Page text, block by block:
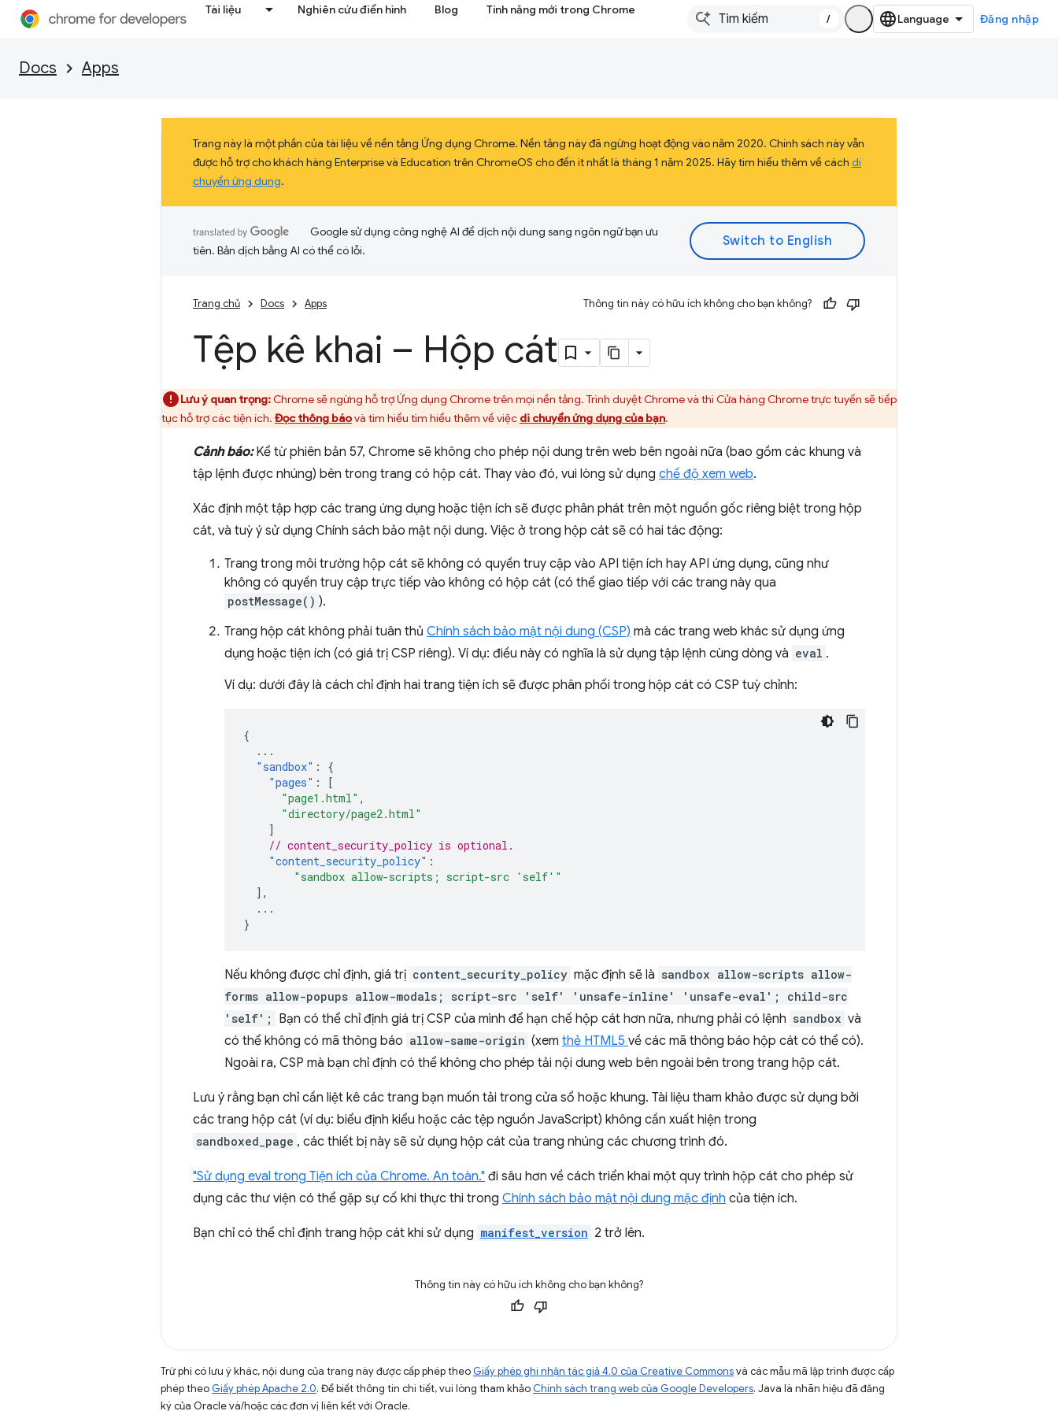
Tài liệu Nghiên cứu điển hình Blog Tính năng mới trong Chrome
/ Đăng nhập
Docs Apps
Trang này là một phần của tài liệu về nền tảng Ứng dụng Chrome. Nền tảng này đã ngừng hoạt động vào năm 2020. Chính sách này vẫn
được hỗ trợ cho khách hàng Enterprise và Education trên ChromeOS cho đến ít nhất là tháng 1 năm 2025. Hãy tìm hiểu thêm về cách di
chuyển ứng dụng.
Google sử dụng công nghệ AI để dịch nội dung sang ngôn ngữ bạn ưu
tiên. Bản dịch bằng AI có thể có lỗi.
Trang chủ Docs Apps Thông tin này có hữu ích không cho bạn không?
Tệp kê khai – Hộp cát
Lưu ý quan trọng:Chrome sẽ ngừng hỗ trợ Ứng dụng Chrome trên mọi nền tảng. Trình duyệt Chrome và thì Cửa hàng Chrome trực tuyến sẽ tiếp
tục hỗ trợ các tiện ích. Đọc thông báovà tìm hiểu tìm hiểu thêm về việc di chuyển ứng dụng của bạn.
Cảnh báo:Kể từ phiên bản 57, Chrome sẽ không cho phép nội dung trên web bên ngoài nữa (bao gồm các khung và
tập lệnh được nhúng) bên trong trang có hộp cát. Thay vào đó, vui lòng sử dụng chế độ xem web.
Xác định một tập hợp các trang ứng dụng hoặc tiện ích sẽ được phân phát trên một nguồn gốc riêng biệt trong hộp
cát, và tuỳ ý sử dụng Chính sách bảo mật nội dung. Việc ở trong hộp cát sẽ có hai tác động:
Trang trong môi trường hộp cát sẽ không có quyền truy cập vào API tiện ích hay API ứng dụng, cũng như
không có quyền truy cập trực tiếp vào không có hộp cát (có thể giao tiếp với các trang này qua
postMessage() ).
Trang hộp cát không phải tuân thủ Chính sách bảo mật nội dung (CSP) mà các trang web khác sử dụng ứng
dụng hoặc tiện ích (có giá trị CSP riêng). Ví dụ: điều này có nghĩa là sử dụng tập lệnh cùng dòng và eval .
Ví dụ: dưới đây là cách chỉ định hai trang tiện ích sẽ được phân phối trong hộp cát có CSP tuỳ chỉnh:
{
...
"sandbox" :
{
"pages" :
[
"page1.html" ,
"directory/page2.html"
]
// content_security_policy is optional.
"content_security_policy" :
"sandbox allow-scripts; script-src 'self'"
],
...
}
Nếu không được chỉ định, giá trị content_security_policy mặc định sẽ là sandbox allow-scripts allow-
forms allow-popups allow-modals; script-src 'self' 'unsafe-inline' 'unsafe-eval'; child-src
'self';
Bạn có thể chỉ định giá trị CSP của mình để hạn chế hộp cát hơn nữa, nhưng phải có lệnh sandbox và
có thể không có mã thông báo allow-same-origin (xem thẻ HTML5 về các mã thông báo hộp cát có thể có).
Ngoài ra, CSP mà bạn chỉ định có thể không cho phép tải nội dung web bên ngoài bên trong trang hộp cát.
Lưu ý rằng bạn chỉ cần liệt kê các trang bạn muốn tải trong cửa sổ hoặc khung. Tài liệu tham khảo được sử dụng bởi
các trang hộp cát (ví dụ: biểu định kiểu hoặc các tệp nguồn JavaScript) không cần xuất hiện trong
sandboxed_page , các thiết bị này sẽ sử dụng hộp cát của trang nhúng các chương trình đó.
"Sử dụng eval trong Tiện ích của Chrome. An toàn." đi sâu hơn về cách triển khai một quy trình hộp cát cho phép sử
dụng các thư viện có thể gặp sự cố khi thực thi trong Chính sách bảo mật nội dung mặc định của tiện ích.
Bạn chỉ có thể chỉ định trang hộp cát khi sử dụng manifest_version 2 trở lên.
Thông tin này có hữu ích không cho bạn không?
Trừ phi có lưu ý khác, nội dung của trang này được cấp phép theo Giấy phép ghi nhận tác giả 4.0 của Creative Commonsvà các mẫu mã lập trình được cấp
phép theo Giấy phép Apache 2.0. Để biết thông tin chi tiết, vui lòng tham khảo Chính sách trang web của Google Developers. Java là nhãn hiệu đã đăng
ký của Oracle và/hoặc các đơn vị liên kết với Oracle.